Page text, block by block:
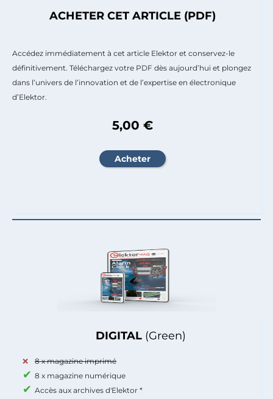
DIGITAL (Green)
8 x magazine imprimé
8 x magazine numérique
Accès aux archives d'Elektor *
ACHETER CET ARTICLE (PDF)
Accédez immédiatement à cet article Elektor et conservez-le
définitivement. Téléchargez votre PDF dès aujourd’hui et plongez
dans l’univers de l’innovation et de l’expertise en électronique
d’Elektor.
5,00 €